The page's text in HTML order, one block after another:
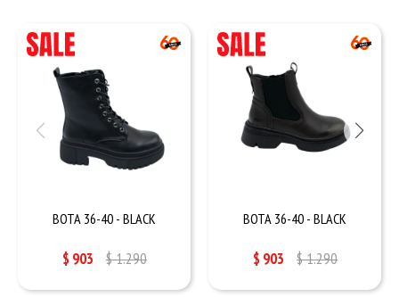
BOTA 36-40 - BLACK
$ 903 $1.290
BOTA 36-40 - BLACK
$ 903 $1.290